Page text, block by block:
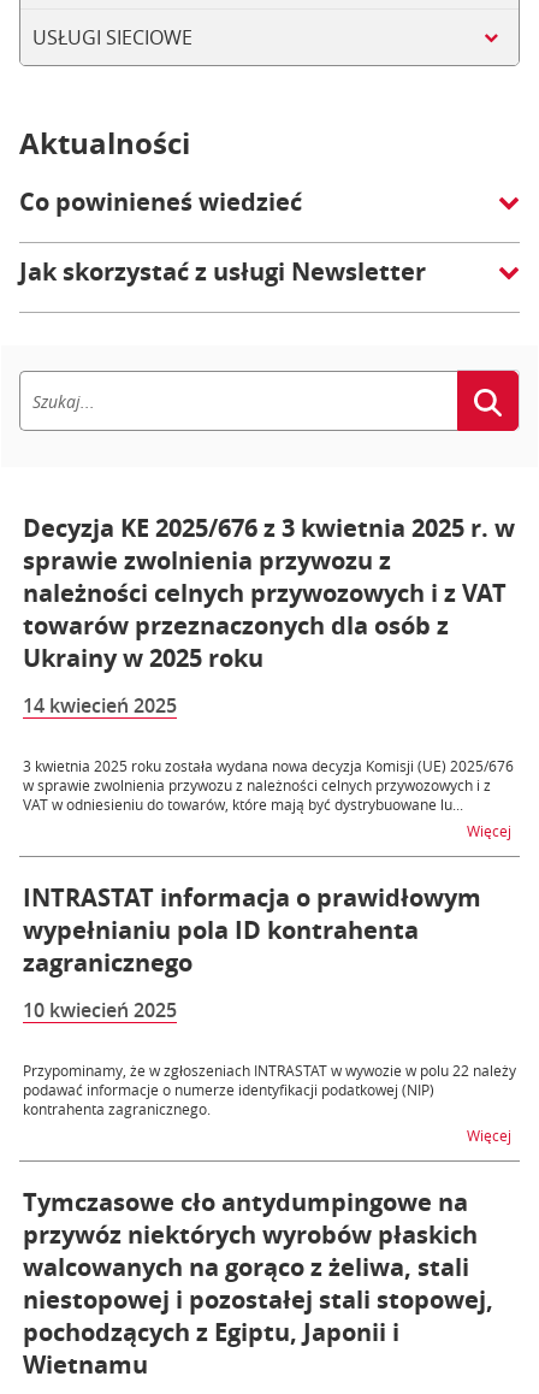
USŁUGI SIECIOWE
Aktualności
Co powinieneś wiedzieć
Jak skorzystać z usługi Newsletter
Decyzja KE 2025/676 z 3 kwietnia 2025 r. w
sprawie zwolnienia przywozu z
należności celnych przywozowych i z VAT
towarów przeznaczonych dla osób z
Ukrainy w 2025 roku
14 kwiecień 2025
3 kwietnia 2025 roku została wydana nowa decyzja Komisji (UE) 2025/676
w sprawie zwolnienia przywozu z należności celnych przywozowych i z
VAT w odniesieniu do towarów, które mają być dystrybuowane lu...
Więcej
INTRASTAT informacja o prawidłowym
wypełnianiu pola ID kontrahenta
zagranicznego
10 kwiecień 2025
Przypominamy, że w zgłoszeniach INTRASTAT w wywozie w polu 22 należy
podawać informacje o numerze identyfikacji podatkowej (NIP)
kontrahenta zagranicznego.
Więcej
Tymczasowe cło antydumpingowe na
przywóz niektórych wyrobów płaskich
walcowanych na gorąco z żeliwa, stali
niestopowej i pozostałej stali stopowej,
pochodzących z Egiptu, Japonii i
Wietnamu